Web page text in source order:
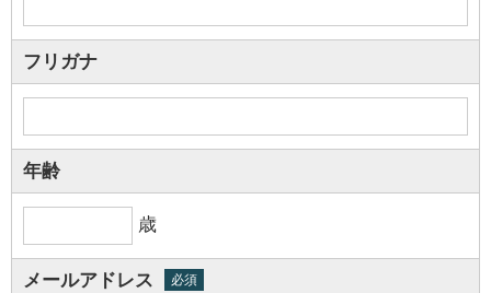
フリガナ
年齢
歳
メールアドレス 必須